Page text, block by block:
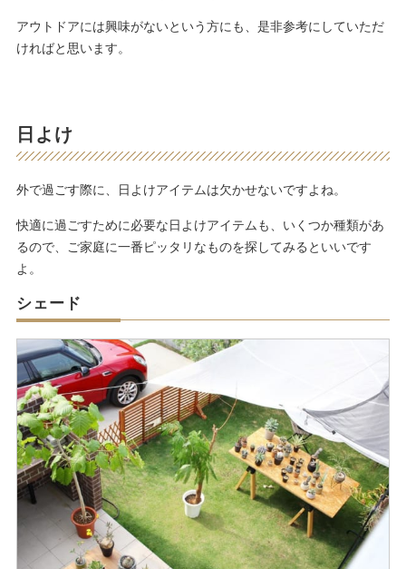
アウトドアには興味がないという方にも、是非参考にしていただ
ければと思います。
日よけ
外で過ごす際に、日よけアイテムは欠かせないですよね。
快適に過ごすために必要な日よけアイテムも、いくつか種類があ
るので、ご家庭に一番ピッタリなものを探してみるといいです
よ。
シェード